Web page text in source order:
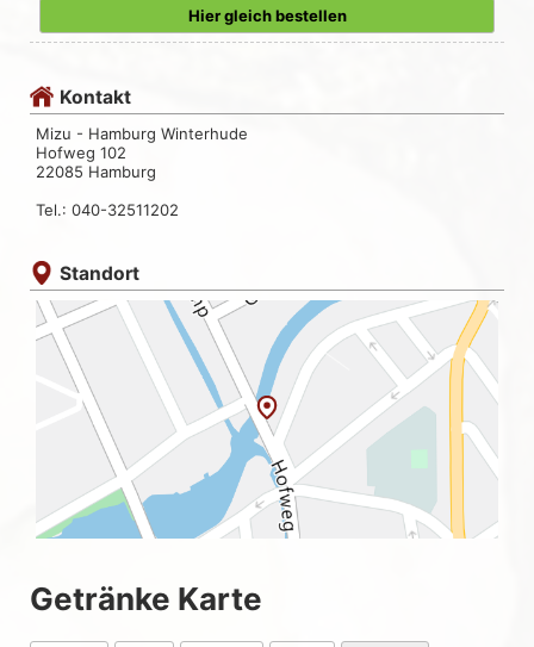
Hier gleich bestellen
Kontakt
Mizu - Hamburg Winterhude
Hofweg 102
22085 Hamburg
Tel.: 040-32511202
Standort
Getränke Karte